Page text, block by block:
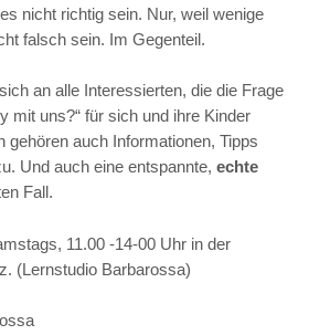
nicht richtig sein. Nur, weil wenige
falsch sein. Im Gegenteil.
an alle Interessierten, die die Frage
mit uns?“ für sich und ihre Kinder
gehören auch Informationen, Tipps
Und auch eine entspannte,echte
Fall.
11.00 -14-00 Uhr in der
(Lernstudio Barbarossa)